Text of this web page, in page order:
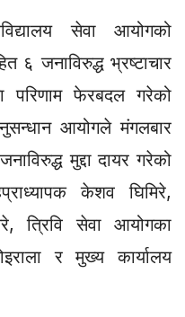
सेवा आयोगको
६ जनाविरुद्ध भ्रष्टाचार
परिणाम फेरबदल गरेको
आयोगले मंगलबार
मुद्दा दायर गरेको
केशव घिमिरे,
त्रिवि सेवा आयोगका
र मुख्य कार्यालय